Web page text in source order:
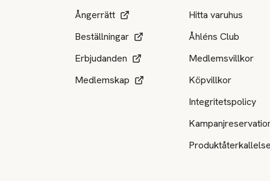
Ångerrätt
Beställningar
Erbjudanden
Medlemskap
Hitta varuhus
Åhléns Club
Medlemsvillkor
Köpvillkor
Integritetspolicy
Produktåterkallelse